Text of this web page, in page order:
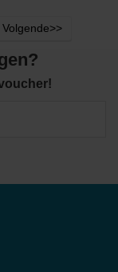
Volgende>>